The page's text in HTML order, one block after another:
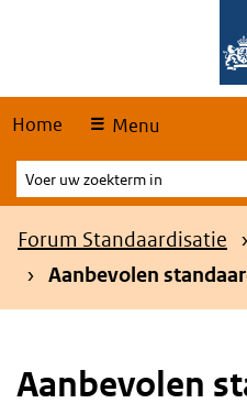
Home Menu
Voer
uw
zoekterm
Kruimelpad
Forum Standaardisatie
Aanbevolen
Aanbevolen